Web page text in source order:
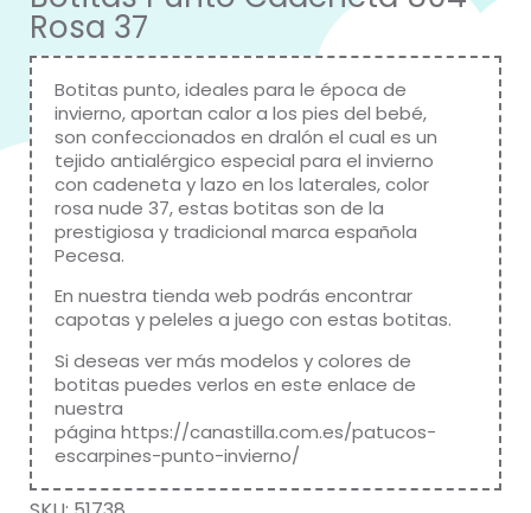
Rosa 37
Botitas punto, ideales para le época de
invierno, aportan calor a los pies del bebé,
son confeccionados en dralón el cual es un
tejido antialérgico especial para el invierno
con cadeneta y lazo en los laterales, color
rosa nude 37, estas botitas son de la
prestigiosa y tradicional marca española
Pecesa.
En nuestra tienda web podrás encontrar
capotas y peleles a juego con estas botitas.
Si deseas ver más modelos y colores de
botitas puedes verlos en este enlace de
nuestra
página https://canastilla.com.es/patucos-
escarpines-punto-invierno/